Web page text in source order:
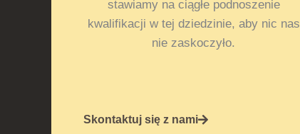
stawiamy na ciągłe podnoszenie
kwalifikacji w tej dziedzinie, aby nic nas
nie zaskoczyło.
Skontaktuj się z nami